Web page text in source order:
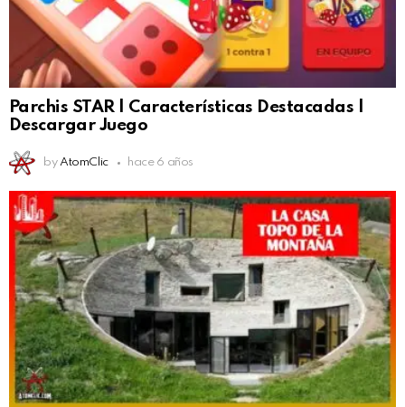
Parchis STAR | Características Destacadas |
Descargar Juego
by AtomClic hace 6 años